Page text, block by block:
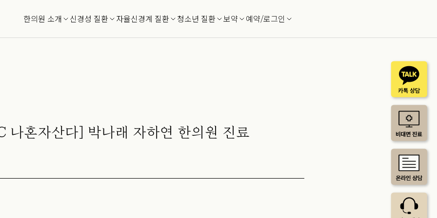
한의원 소개 신경성 질환 자율신경계 질환 청소년 질환 보약 예약/로그인
나혼자산다] 박나래 자하연 한의원 진료